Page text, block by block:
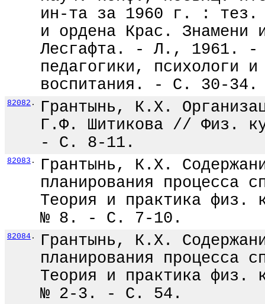
ин-та за 1960 г. : тез.
и ордена Крас.
Лесгафта. - Л., 1961. -
педагогики, психологи и
воспитания. - С. 30-34.
82082 .
Грантынь, К.Х.
Г.Ф. Шитикова // Физ.
- С. 8-11.
82083 .
Грантынь, К.Х.
планирования процесса
Теория и практика
№ 8. - С. 7-10.
82084 .
Грантынь, К.Х.
планирования процесса
Теория и практика
№ 2-3. - С. 54.